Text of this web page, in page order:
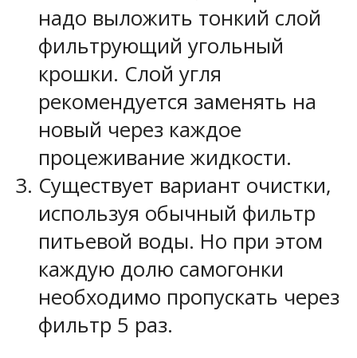
надо выложить тонкий слой
фильтрующий угольный
крошки. Слой угля
рекомендуется заменять на
новый через каждое
процеживание жидкости.
Существует вариант очистки,
используя обычный фильтр
питьевой воды. Но при этом
каждую долю самогонки
необходимо пропускать через
фильтр 5 раз.